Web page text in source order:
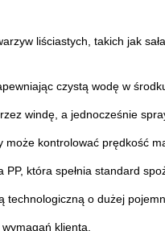
liściastych, takich jak
czystą wodę w
windę, a jednocześnie
kontrolować prędkość
która spełnia standard
technologiczną o dużej
klienta.